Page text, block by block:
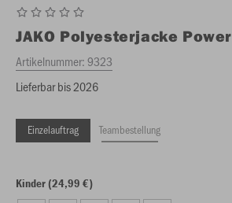
JAKO Polyesterjacke Power
Artikelnummer:9323
Lieferbar bis 2026
Einzelauftrag Teambestellung
Kinder (24,99 €)